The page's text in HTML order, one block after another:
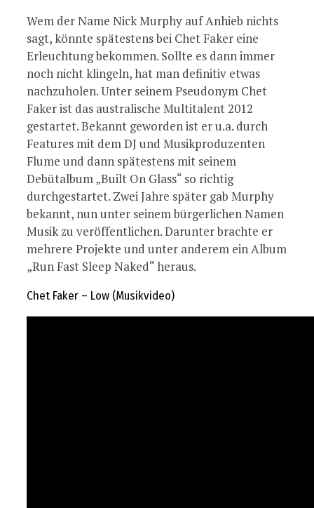
Wem der Name Nick Murphy auf Anhieb nichts
sagt, könnte spätestens bei Chet Faker eine
Erleuchtung bekommen. Sollte es dann immer
noch nicht klingeln, hat man definitiv etwas
nachzuholen. Unter seinem Pseudonym Chet
Faker ist das australische Multitalent 2012
gestartet. Bekannt geworden ist er u.a. durch
Features mit dem DJ und Musikproduzenten
Flume und dann spätestens mit seinem
Debütalbum „Built On Glass“ so richtig
durchgestartet. Zwei Jahre später gab Murphy
bekannt, nun unter seinem bürgerlichen Namen
Musik zu veröffentlichen. Darunter brachte er
mehrere Projekte und unter anderem ein Album
„Run Fast Sleep Naked“ heraus.
Chet Faker – Low (Musikvideo)